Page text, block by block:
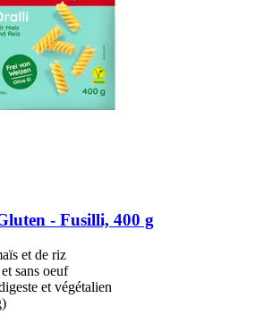
-​ Fusilli, 400 g
et de riz
sans oeuf
et végétalien